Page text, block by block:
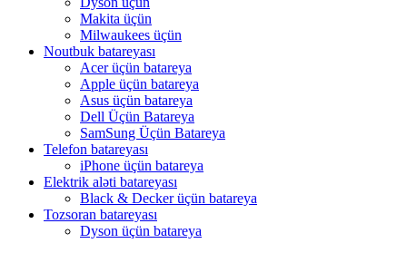
Makita üçün
Milwaukees üçün
Noutbuk batareyası
Acer üçün batareya
Apple üçün batareya
Asus üçün batareya
Dell Üçün Batareya
SamSung Üçün Batareya
Telefon batareyası
iPhone üçün batareya
Elektrik aləti batareyası
Black & Decker üçün batareya
Tozsoran batareyası
Dyson üçün batareya